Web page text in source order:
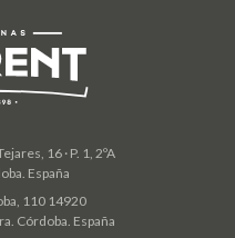
16 · P. 1, 2ºA
España
110 14920
Córdoba. España